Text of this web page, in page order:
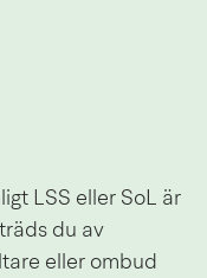
LSS eller SoL är
du av
eller ombud